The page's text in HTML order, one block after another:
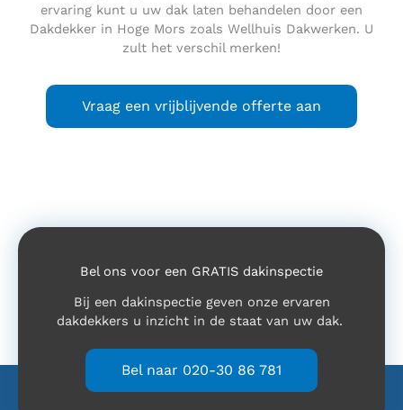
ervaring kunt u uw dak laten behandelen door een
Dakdekker in Hoge Mors zoals Wellhuis Dakwerken. U
zult het verschil merken!
Vraag een vrijblijvende offerte aan
Bel ons voor een GRATIS dakinspectie
Bij een dakinspectie geven onze ervaren
dakdekkers u inzicht in de staat van uw dak.
Bel naar 020-30 86 781